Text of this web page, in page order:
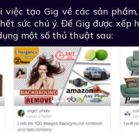
tạo Gig về các sản
sức chú ý. Để Gig được
một số thủ thuật sau: